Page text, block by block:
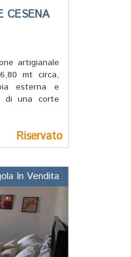
CESENA
artigianale
mt circa,
esterna e
di una corte
Riservato
In Vendita